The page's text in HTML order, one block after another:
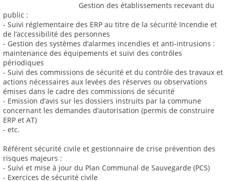
Gestion des établissements recevant du
public :
- Suivi réglementaire des ERP au titre de la sécurité Incendie et
de l’accessibilité des personnes
- Gestion des systèmes d’alarmes incendies et anti-intrusions :
maintenance des équipements et suivi des contrôles
périodiques
- Suivi des commissions de sécurité et du contrôle des travaux et
actions nécessaires aux levées des réserves ou observations
émises dans le cadre des commissions de sécurité
- Emission d’avis sur les dossiers instruits par la commune
concernant les demandes d’autorisation (permis de construire
ERP et AT)
- etc.
Référent sécurité civile et gestionnaire de crise prévention des
risques majeurs :
- Suivi et mise à jour du Plan Communal de Sauvegarde (PCS)
- Exercices de sécurité civile